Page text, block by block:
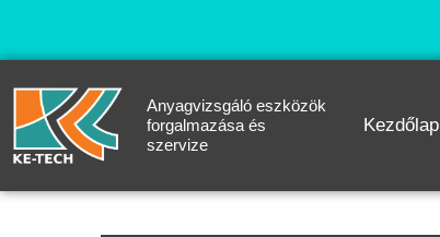
Anyagvizsgáló eszközök
forgalmazása és
szervize
Kezdőlap